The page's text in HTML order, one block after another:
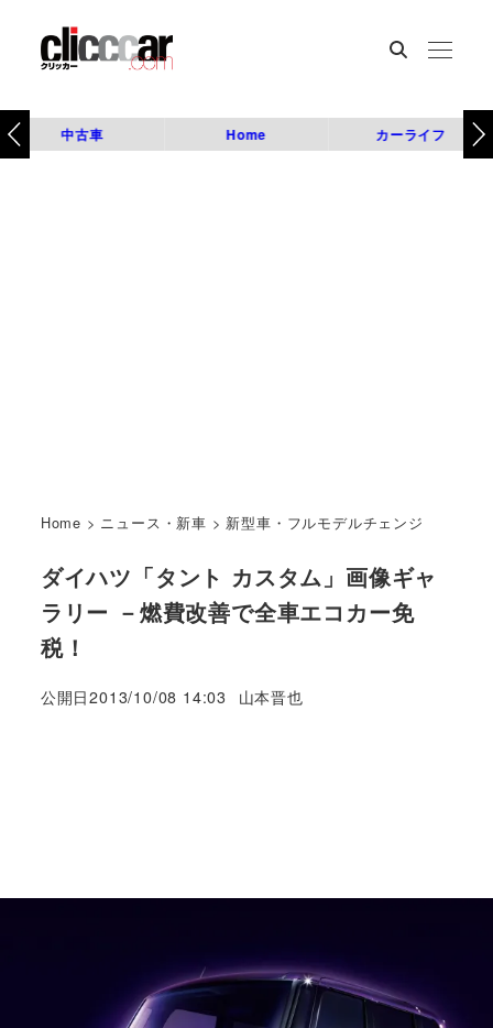
中古車 Home カーライフ
Home > ニュース・新車 > 新型車・フルモデルチェンジ
ダイハツ「タント カスタム」画像ギャ
ラリー －燃費改善で全車エコカー免
税！
公開日2013/10/08 14:03
著
山本晋也